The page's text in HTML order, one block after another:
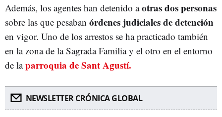
Además, los agentes han detenido aotras dos personas
sobre las que pesaban órdenes judiciales de detención
en vigor. Uno de los arrestos se ha practicado también
en la zona de la Sagrada Familia y el otro en el entorno
de laparroquia de Sant Agustí.
NEWSLETTER CRÓNICA GLOBAL